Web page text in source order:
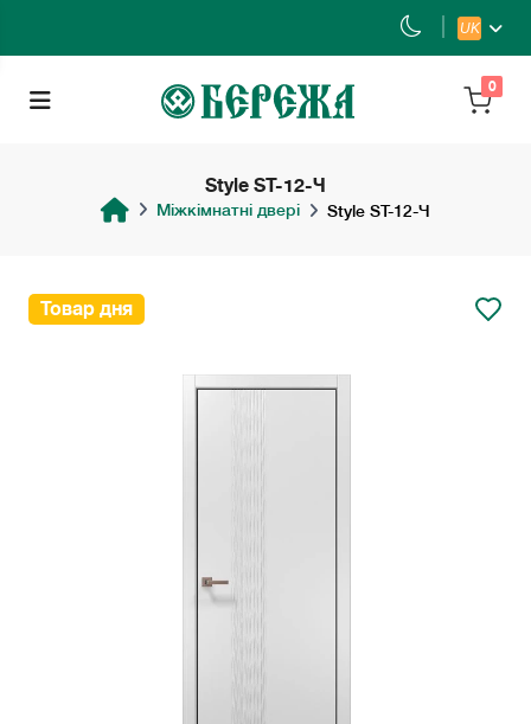
UK
0
Style ST-12-Ч
Міжкімнатні двері Style ST-12-Ч
Товар дня